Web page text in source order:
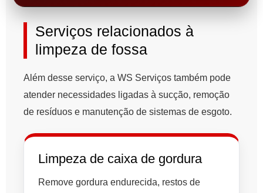
Serviços relacionados à
limpeza de fossa
Além desse serviço, a WS Serviços também pode
atender necessidades ligadas à sucção, remoção
de resíduos e manutenção de sistemas de esgoto.
Limpeza de caixa de gordura
Remove gordura endurecida, restos de